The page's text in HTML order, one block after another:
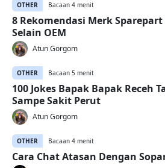
OTHER Bacaan 4 menit
8 Rekomendasi Merk
Selain OEM
Atun Gorgom
OTHER Bacaan 5 menit
100 Jokes Bapak Bapak Receh
Sampe Sakit Perut
Atun Gorgom
OTHER Bacaan 4 menit
Cara Chat Atasan Dengan